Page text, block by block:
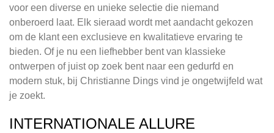
voor een diverse en unieke selectie die niemand
onberoerd laat. Elk sieraad wordt met aandacht gekozen
om de klant een exclusieve en kwalitatieve ervaring te
bieden. Of je nu een liefhebber bent van klassieke
ontwerpen of juist op zoek bent naar een gedurfd en
modern stuk, bij Christianne Dings vind je ongetwijfeld wat
je zoekt.
INTERNATIONALE ALLURE